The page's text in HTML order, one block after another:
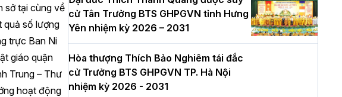
sở tại cùng về
quả số lượng
trực Ban Ni
giáo quận
Trung – Thư
hoạt động
cử Tân Trưởng BTS GHPGVN tỉnh Hưng
Yên nhiệm kỳ 2026 – 2031
Hòa thượng Thích Bảo Nghiêm tái đắc
cử Trưởng BTS GHPGVN TP. Hà Nội
nhiệm kỳ 2026 - 2031